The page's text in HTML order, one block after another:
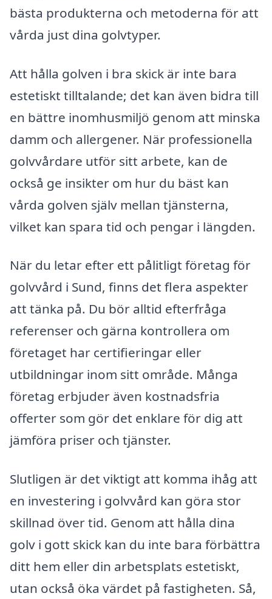
bästa produkterna och metoderna för att
vårda just dina golvtyper.
Att hålla golven i bra skick är inte bara
estetiskt tilltalande; det kan även bidra till
en bättre inomhusmiljö genom att minska
damm och allergener. När professionella
golvvårdare utför sitt arbete, kan de
också ge insikter om hur du bäst kan
vårda golven själv mellan tjänsterna,
vilket kan spara tid och pengar i längden.
När du letar efter ett pålitligt företag för
golvvård i Sund, finns det flera aspekter
att tänka på. Du bör alltid efterfråga
referenser och gärna kontrollera om
företaget har certifieringar eller
utbildningar inom sitt område. Många
företag erbjuder även kostnadsfria
offerter som gör det enklare för dig att
jämföra priser och tjänster.
Slutligen är det viktigt att komma ihåg att
en investering i golvvård kan göra stor
skillnad över tid. Genom att hålla dina
golv i gott skick kan du inte bara förbättra
ditt hem eller din arbetsplats estetiskt,
utan också öka värdet på fastigheten. Så,